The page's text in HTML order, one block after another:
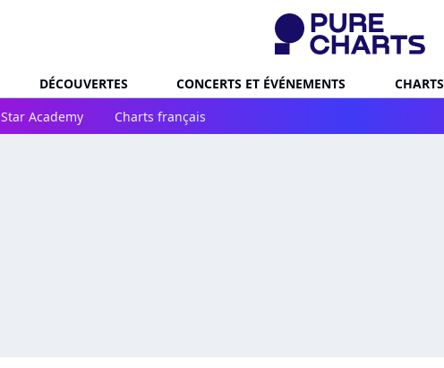
DÉCOUVERTES CONCERTS ET ÉVÉNEMENTS CHARTS
Star Academy Charts français